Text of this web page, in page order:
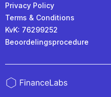
Privacy Policy
Terms & Conditions
KvK: 76299252
Beoordelingsprocedure